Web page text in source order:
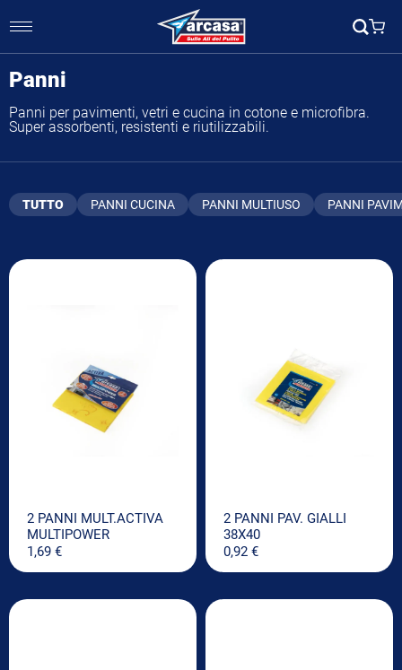
Panni
Panni per pavimenti, vetri e cucina in cotone e microfibra.
Super assorbenti, resistenti e riutilizzabili.
TUTTO PANNI CUCINA PANNI MULTIUSO PANNI
2 PANNI MULT.ACTIVA
MULTIPOWER
1,69 €
2 PANNI PAV. GIALLI
38X40
0,92 €